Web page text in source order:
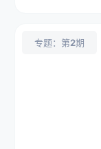
专题：第2期